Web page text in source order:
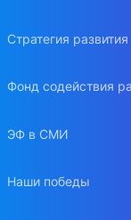
Стратегия развития
Фонд содействия
ЭФ в СМИ
Наши победы